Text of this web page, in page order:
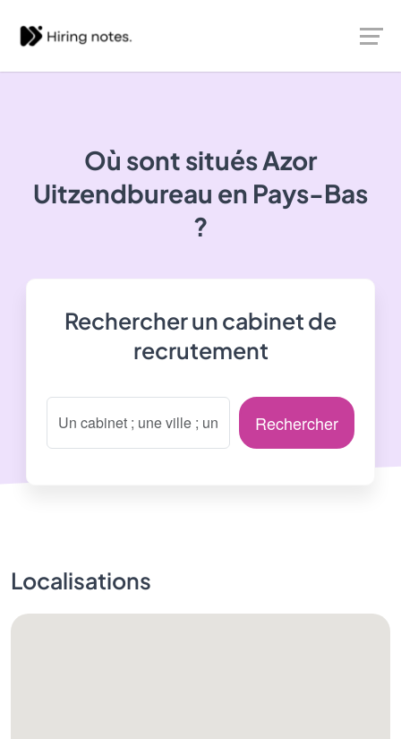
Où sont situésAzor
Uitzendbureau en Pays-Bas
?
Rechercher un cabinet de
recrutement
Rechercher
Localisations